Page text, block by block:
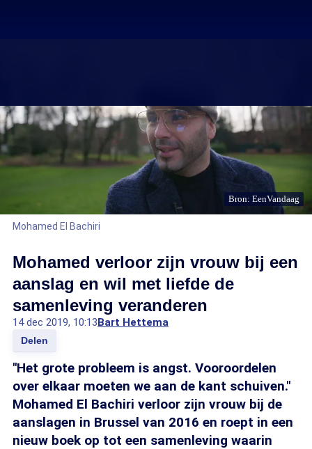
Bron: EenVandaag
Mohamed El Bachiri
Mohamed verloor zijn vrouw bij een
aanslag en wil met liefde de
samenleving veranderen
14 dec 2019, 10:13Bart Hettema
Delen
"Het grote probleem is angst. Vooroordelen
over elkaar moeten we aan de kant schuiven."
Mohamed El Bachiri verloor zijn vrouw bij de
aanslagen in Brussel van 2016 en roept in een
nieuw boek op tot een samenleving waarin